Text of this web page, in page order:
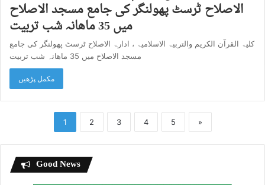
الاصلاح ٹرسٹ پھولنگر کی جامع مسجد الاصلاح
میں 35 ماھانہ شب تربیت
کلیۃ القرآن الکریم والتربیۃ الاسلامیۃ ، ادارۃ الاصلاح ٹرسٹ پھولنگر کی جامع
مسجد الاصلاح میں 35 ماھانہ شب تربیت
مکمل پڑھیں
1 2 3 4 5 »
Good News